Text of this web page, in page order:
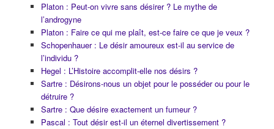
Platon : Peut-on vivre sans désirer ? Le mythe de
l’androgyne
Platon : Faire ce qui me plaît, est-ce faire ce que je veux ?
Schopenhauer : Le désir amoureux est-il au service de
l’individu ?
Hegel : L’Histoire accomplit-elle nos désirs ?
Sartre : Désirons-nous un objet pour le posséder ou pour le
détruire ?
Sartre : Que désire exactement un fumeur ?
Pascal : Tout désir est-il un éternel divertissement ?